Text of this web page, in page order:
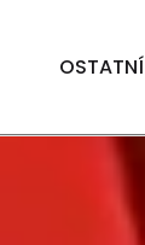
OSTATNÍ